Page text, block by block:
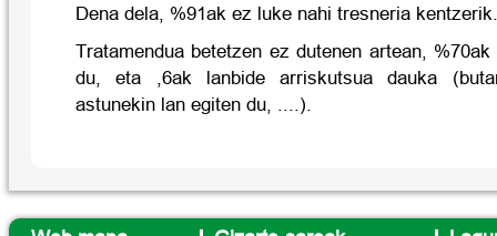
Dena dela, %91ak ez luke nahi tresneria kentzerik.
Tratamendua betetzen ez dutenen artean,
du, eta ,6ak lanbide arriskutsua dauka
astunekin lan egiten du, ....).